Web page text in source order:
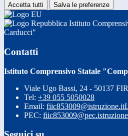
Accetta tutti Salva le preferenze
Istituto
Carducci"
Contatti
Istituto Comprensivo Statale
Viale Ugo Bassi, 24 - 50137
Tel: +39 055 5050028
Email: fiic853009@istruzione.it
PEC: